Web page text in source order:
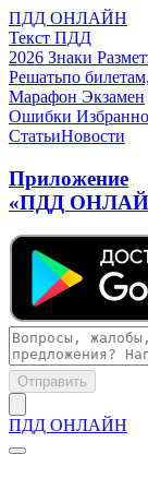
ПДД ОНЛАЙН
Текст ПДД
2026 Знаки
Решатьпо
Марафон Экзамен
Ошибки
СтатьиНовости
Приложение
«ПДД
Отправить
ПДД ОНЛАЙН